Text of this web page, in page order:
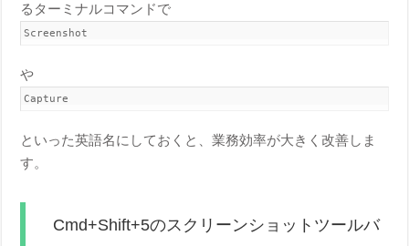
るターミナルコマンドで
Screenshot
や
Capture
といった英語名にしておくと、業務効率が大きく改善しま
す。
Cmd+Shift+5のスクリーンショットツールバ